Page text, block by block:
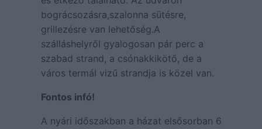
bográcsozásra,szalonna sütésre,
grillezésre van lehetőség.A
szálláshelyről gyalogosan pár perc a
szabad strand, a csónakkikötő, de a
város termál vizű strandja is közel van.
Fontos infó!
A nyári időszakban a házat elsősorban 6